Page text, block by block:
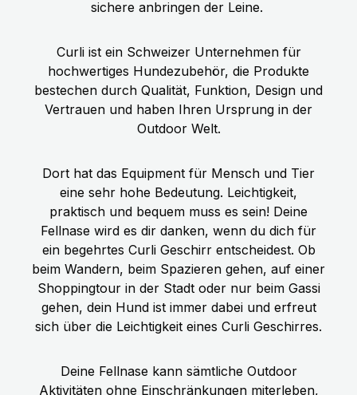
sichere anbringen der Leine.
Curli ist ein Schweizer Unternehmen für
hochwertiges Hundezubehör, die Produkte
bestechen durch Qualität, Funktion, Design und
Vertrauen und haben Ihren Ursprung in der
Outdoor Welt.
Dort hat das Equipment für Mensch und Tier
eine sehr hohe Bedeutung. Leichtigkeit,
praktisch und bequem muss es sein! Deine
Fellnase wird es dir danken, wenn du dich für
ein begehrtes Curli Geschirr entscheidest. Ob
beim Wandern, beim Spazieren gehen, auf einer
Shoppingtour in der Stadt oder nur beim Gassi
gehen, dein Hund ist immer dabei und erfreut
sich über die Leichtigkeit eines Curli Geschirres.
Deine Fellnase kann sämtliche Outdoor
Aktivitäten ohne Einschränkungen miterleben,